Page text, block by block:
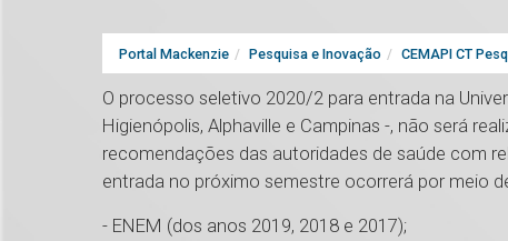
Portal Mackenzie Pesquisa e Inovação CEMAPI CT
O processo seletivo 2020/2 para entrada na
Higienópolis, Alphaville e Campinas -, não será
recomendações das autoridades de saúde com
entrada no próximo semestre ocorrerá por meio
- ENEM (dos anos 2019, 2018 e 2017);